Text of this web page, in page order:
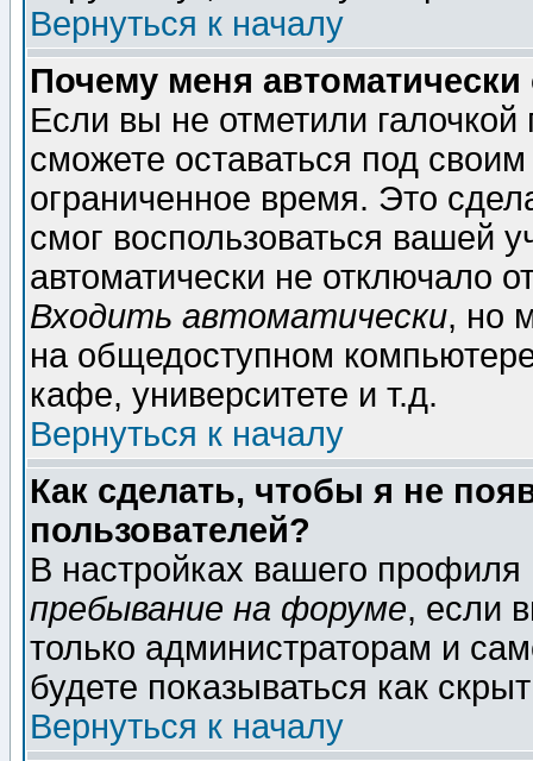
Вернуться к началу
Почему меня автоматически
Если вы не отметили галочкой
сможете оставаться под
ограниченное время. Это
смог воспользоваться вашей
автоматически не отключало
Входить автоматически, но
на общедоступном
кафе, университете и т.д.
Вернуться к началу
Как сделать, чтобы я не
пользователей?
В настройках вашего
пребывание на форуме, если
только администраторам и
будете показываться как
Вернуться к началу